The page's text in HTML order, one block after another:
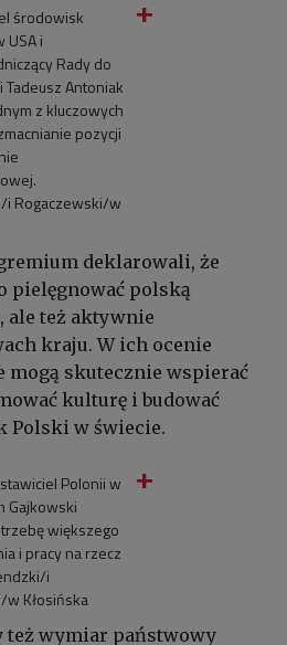
środowisk
USA i
Rady do
Antoniak
z kluczowych
pozycji
i Rogaczewski/w
deklarowali, że
pielęgnować polską
ale też aktywnie
kraju. W ich ocenie
skutecznie wspierać
kulturę i budować
Polski w świecie.
Polonii w
Gajkowski
większego
i pracy na rzecz
i
Kłosińska
też wymiar państwowy